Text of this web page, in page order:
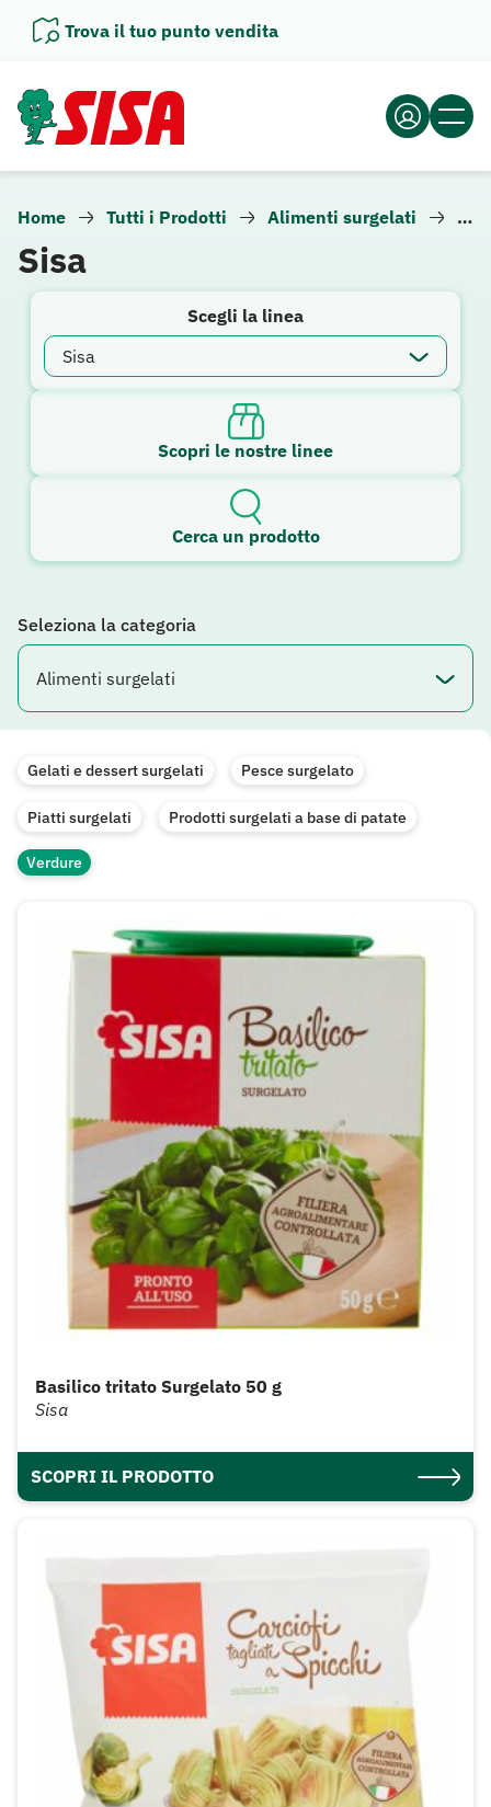
Trova il tuo punto vendita
Home Tutti i Prodotti Alimenti surgelati
Sisa
Scegli la linea
Scopri le nostre linee
Cerca un prodotto
Seleziona la categoria
Gelati e dessert surgelati Pesce surgelato
Piatti surgelati Prodotti surgelati a base di patate
Verdure
Basilico tritato Surgelato 50 g
Sisa
SCOPRI IL PRODOTTO